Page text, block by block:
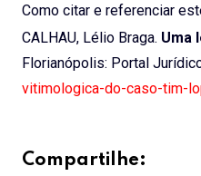
Como citar e referenciar
CALHAU, Lélio Braga. Uma
Florianópolis: Portal
vitimologica-do-caso-tim-
Compartilhe: